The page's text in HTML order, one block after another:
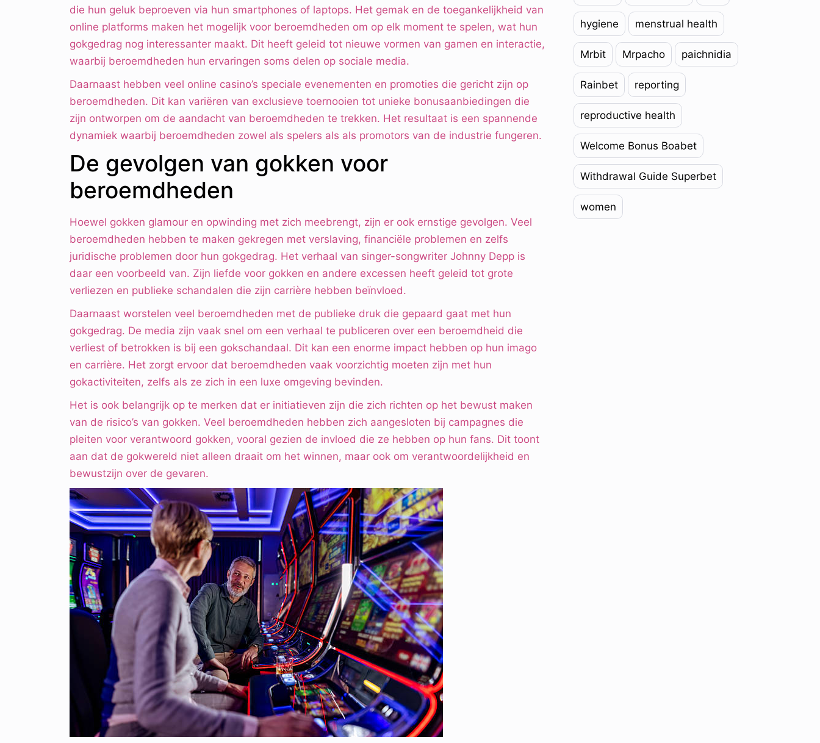
die hun geluk beproeven via hun smartphones of laptops. Het gemak en de toegankelijkheid van
online platforms maken het mogelijk voor beroemdheden om op elk moment te spelen, wat hun
gokgedrag nog interessanter maakt. Dit heeft geleid tot nieuwe vormen van gamen en interactie,
waarbij beroemdheden hun ervaringen soms delen op sociale media.
Daarnaast hebben veel online casino’s speciale evenementen en promoties die gericht zijn op
beroemdheden. Dit kan variëren van exclusieve toernooien tot unieke bonusaanbiedingen die
zijn ontworpen om de aandacht van beroemdheden te trekken. Het resultaat is een spannende
dynamiek waarbij beroemdheden zowel als spelers als als promotors van de industrie fungeren.
De gevolgen van gokken voor
beroemdheden
Hoewel gokken glamour en opwinding met zich meebrengt, zijn er ook ernstige gevolgen. Veel
beroemdheden hebben te maken gekregen met verslaving, financiële problemen en zelfs
juridische problemen door hun gokgedrag. Het verhaal van singer-songwriter Johnny Depp is
daar een voorbeeld van. Zijn liefde voor gokken en andere excessen heeft geleid tot grote
verliezen en publieke schandalen die zijn carrière hebben beïnvloed.
Daarnaast worstelen veel beroemdheden met de publieke druk die gepaard gaat met hun
gokgedrag. De media zijn vaak snel om een verhaal te publiceren over een beroemdheid die
verliest of betrokken is bij een gokschandaal. Dit kan een enorme impact hebben op hun imago
en carrière. Het zorgt ervoor dat beroemdheden vaak voorzichtig moeten zijn met hun
gokactiviteiten, zelfs als ze zich in een luxe omgeving bevinden.
Het is ook belangrijk op te merken dat er initiatieven zijn die zich richten op het bewust maken
van de risico’s van gokken. Veel beroemdheden hebben zich aangesloten bij campagnes die
pleiten voor verantwoord gokken, vooral gezien de invloed die ze hebben op hun fans. Dit toont
aan dat de gokwereld niet alleen draait om het winnen, maar ook om verantwoordelijkheid en
bewustzijn over de gevaren.
hygiene menstrual health
Mrbit Mrpacho paichnidia
Rainbet reporting
reproductive health
Welcome Bonus Boabet
Withdrawal Guide Superbet
women